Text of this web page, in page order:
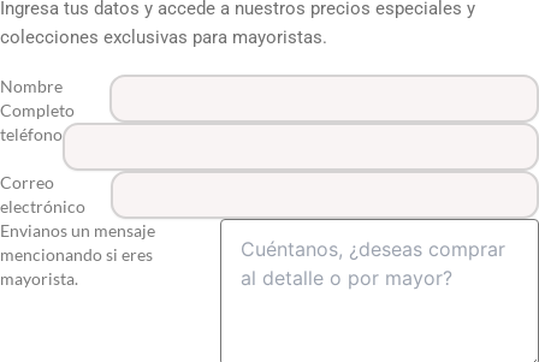
Ingresa tus datos y accede a nuestros precios especiales y
colecciones exclusivas para mayoristas.
Nombre
Completo
teléfono
Correo
electrónico
Envianos un mensaje
mencionando si eres
mayorista.